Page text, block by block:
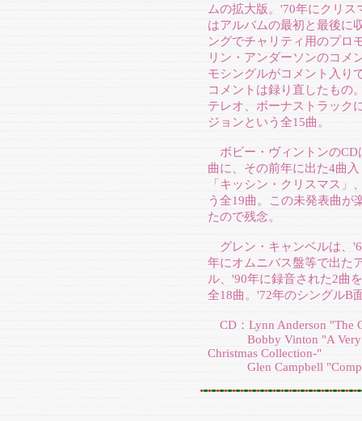
ムの拡大版。'70年にクリ
はアルバムの最初と最後に
ングでチャリティ用のプロ
リン・アンダーソンのコメ
モシングルがコメント入り
コメントは録り直したもの
テレオ、ボーナストラック
ジョンという全15曲。
ボビー・ヴィントンのCD
曲に、その前年に出た4曲
「キッシン・クリスマス
う全19曲。この未発表曲が
たので残念。
グレン・キャンベルは、
年にオムニバス盤等で出た
ル、'90年に録音された2曲
全18曲。'72年のシングルB
CD：Lynn Anderson "The
Bobby Vinton "A Very
Christmas Collection-"
Glen Campbell